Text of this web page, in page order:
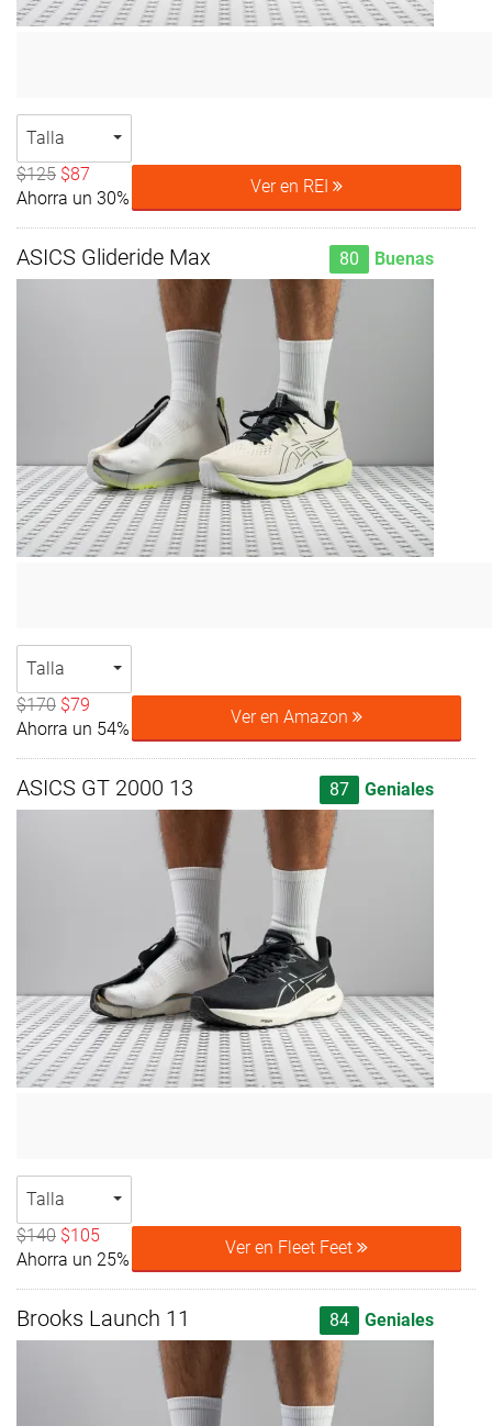
Talla
$125 $87
Ahorra un 30%
Ver en REI
ASICS Glideride Max 80 Buenas
Talla
$170 $79
Ahorra un 54%
Ver en Amazon
ASICS GT 2000 13 87 Geniales
Talla
$140 $105
Ahorra un 25%
Ver en Fleet Feet
Brooks Launch 11 84 Geniales